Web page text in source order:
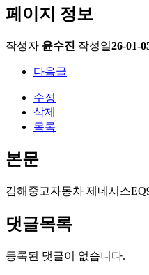
페이지 정보
작성자 윤수진 작성일26-01-
다음글
수정
삭제
목록
본문
김해중고자동차 제네시스
댓글목록
등록된 댓글이 없습니다.